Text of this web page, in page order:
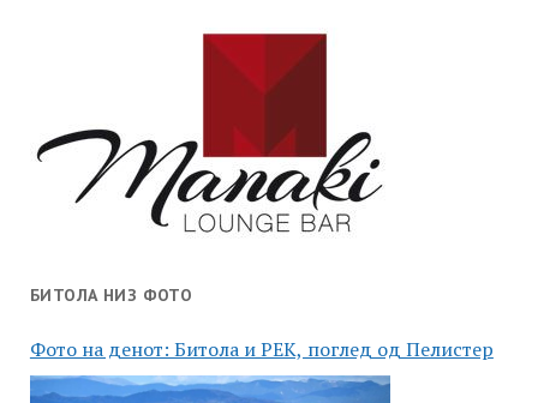
БИТОЛА НИЗ ФОТО
Фото на денот: Битола и РЕК, поглед од Пелистер